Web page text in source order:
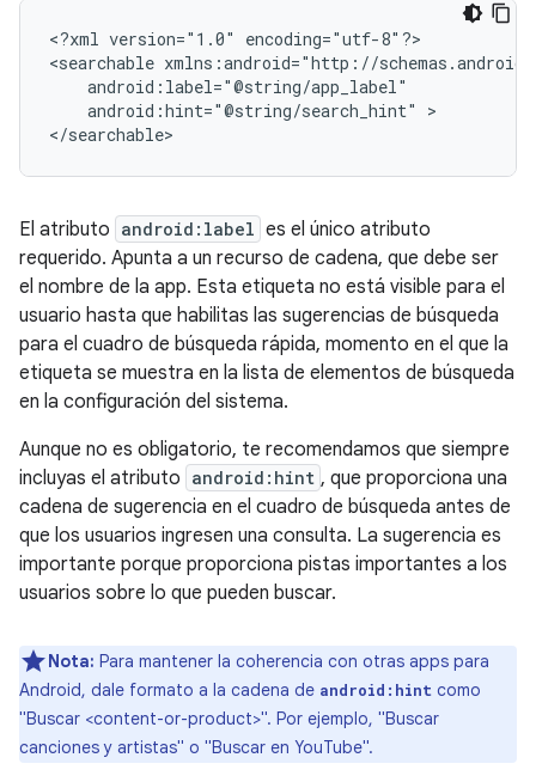
<?xml version="1.0"
encoding="utf-8"?>
<searchable
android:hint="@string/search_hint"
>
</searchable>
El atributo android:label es el único atributo
requerido. Apunta a un recurso de cadena, que debe ser
el nombre de la app. Esta etiqueta no está visible para el
usuario hasta que habilitas las sugerencias de búsqueda
para el cuadro de búsqueda rápida, momento en el que la
etiqueta se muestra en la lista de elementos de búsqueda
en la configuración del sistema.
Aunque no es obligatorio, te recomendamos que siempre
incluyas el atributo android:hint , que proporciona una
cadena de sugerencia en el cuadro de búsqueda antes de
que los usuarios ingresen una consulta. La sugerencia es
importante porque proporciona pistas importantes a los
usuarios sobre lo que pueden buscar.
Nota: Para mantener la coherencia con otras apps para
Android, dale formato a la cadena de android:hint como
"Buscar <content-or-product>". Por ejemplo, "Buscar
canciones y artistas" o "Buscar en YouTube".